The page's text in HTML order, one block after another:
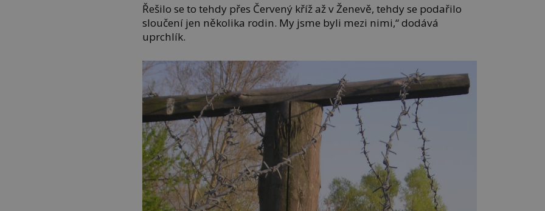
Řešilo se to tehdy přes Červený kříž až v Ženevě, tehdy se podařilo
sloučení jen několika rodin. My jsme byli mezi nimi,“ dodává
uprchlík.